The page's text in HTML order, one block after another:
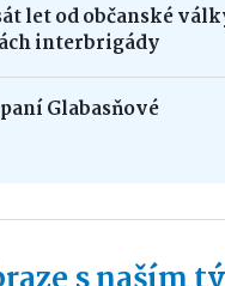
let od občanské
interbrigády
Glabasňové